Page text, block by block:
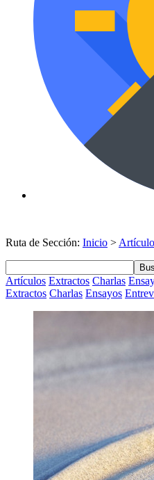
Ruta de Sección: Inicio >
Artículos Extractos Charlas
Extractos Charlas Ensayos